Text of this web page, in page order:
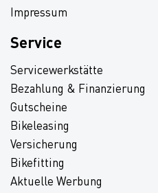
Impressum
Service
Servicewerkstätte
Bezahlung & Finanzierung
Gutscheine
Bikeleasing
Versicherung
Bikefitting
Aktuelle Werbung